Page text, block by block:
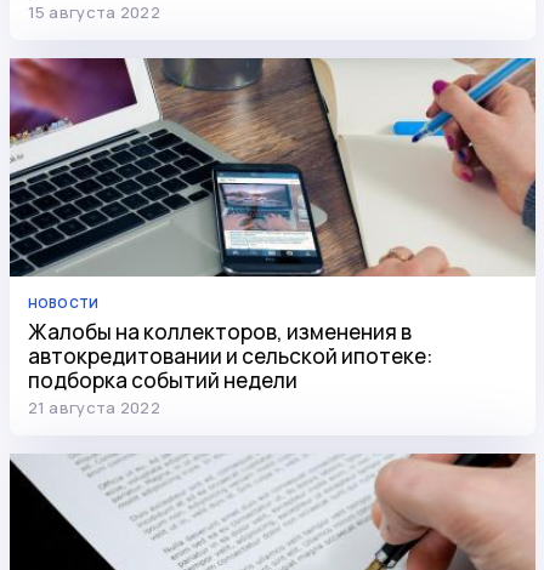
15 августа 2022
НОВОСТИ
Жалобы на коллекторов, изменения в
автокредитовании и сельской ипотеке:
подборка событий недели
21 августа 2022